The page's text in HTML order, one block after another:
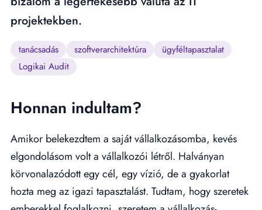
projektekben.
tanácsadás szoftverarchitektúra
ügyféltapasztalat
Logikai Audit
Honnan indultam?
Amikor belekezdtem a saját vállalkozásomba, kevés
elgondolásom volt a vállalkozói létről. Halványan
körvonalazódott egy cél, egy vízió, de a gyakorlat
hozta meg az igazi tapasztalást. Tudtam, hogy szeretek